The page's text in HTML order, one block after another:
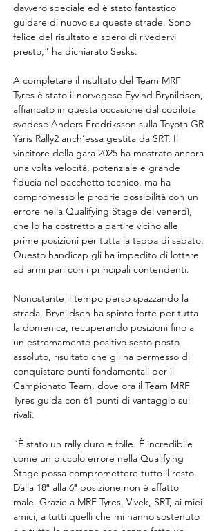
davvero speciale ed è stato fantastico
guidare di nuovo su queste strade. Sono
felice del risultato e spero di rivedervi
presto,” ha dichiarato Sesks.
A completare il risultato del Team MRF
Tyres è stato il norvegese Eyvind Brynildsen,
affiancato in questa occasione dal copilota
svedese Anders Fredriksson sulla Toyota GR
Yaris Rally2 anch’essa gestita da SRT. Il
vincitore della gara 2025 ha mostrato ancora
una volta velocità, potenziale e grande
fiducia nel pacchetto tecnico, ma ha
compromesso le proprie possibilità con un
errore nella Qualifying Stage del venerdì,
che lo ha costretto a partire vicino alle
prime posizioni per tutta la tappa di sabato.
Questo handicap gli ha impedito di lottare
ad armi pari con i principali contendenti.
Nonostante il tempo perso spazzando la
strada, Brynildsen ha spinto forte per tutta
la domenica, recuperando posizioni fino a
un estremamente positivo sesto posto
assoluto, risultato che gli ha permesso di
conquistare punti fondamentali per il
Campionato Team, dove ora il Team MRF
Tyres guida con 61 punti di vantaggio sui
rivali.
“È stato un rally duro e folle. È incredibile
come un piccolo errore nella Qualifying
Stage possa compromettere tutto il resto.
Dalla 18ª alla 6ª posizione non è affatto
male. Grazie a MRF Tyres, Vivek, SRT, ai miei
amici, a tutti quelli che mi hanno sostenuto